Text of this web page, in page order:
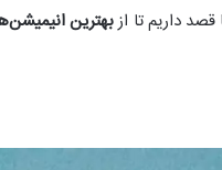
داریم تا ازبهترین